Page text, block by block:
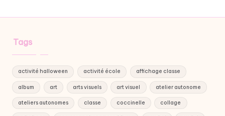
Tags
activité halloween activité école affichage classe
album art arts visuels art visuel atelier autonome
ateliers autonomes classe coccinelle collage